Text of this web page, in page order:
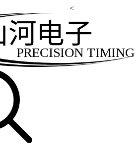
<
PRECISION TIMING
河电子